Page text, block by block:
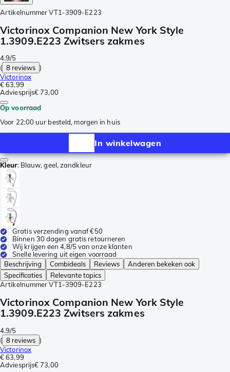
Artikelnummer VT1-3909-E223
Victorinox Companion New York Style
1.3909.E223 Zwitsers zakmes
4.9/5
( 8 reviews )
Victorinox
€ 63,99
Adviesprijs€ 73,00
Op voorraad
Voor 22:00 uur besteld, morgen in huis
In winkelwagen
Kleur: Blauw, geel, zandkleur
Gratis verzending vanaf €50
Binnen 30 dagen gratis retourneren
Wij krijgen een 4,8/5 van onze klanten
Snelle levering uit eigen voorraad
Beschrijving
Combideals Reviews
Anderen bekeken ook
Specificaties
Relevante topics
Artikelnummer VT1-3909-E223
Victorinox Companion New York Style
1.3909.E223 Zwitsers zakmes
4.9/5
( 8 reviews )
Victorinox
€ 63,99
Adviesprijs€ 73,00